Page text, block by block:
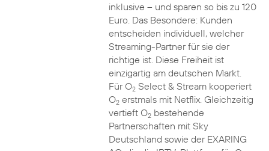
inklusive – und sparen so bis zu 120
Euro. Das Besondere: Kunden
entscheiden individuell, welcher
Streaming-Partner für sie der
richtige ist. Diese Freiheit ist
einzigartig am deutschen Markt.
Für O2Select & Stream kooperiert
O2erstmals mit Netflix. Gleichzeitig
vertieft O2bestehende
Partnerschaften mit Sky
Deutschland sowie der EXARING